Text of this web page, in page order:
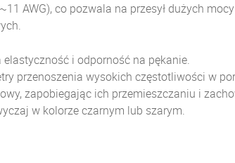
AWG), co pozwala na przesył dużych
i odporność na pękanie.
przenoszenia wysokich częstotliwości w
zapobiegając ich przemieszczaniu i
w kolorze czarnym lub szarym.